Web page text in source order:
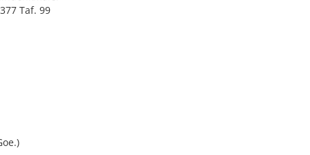
Taf. 99